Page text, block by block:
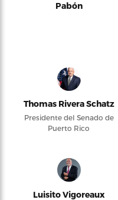
Pabón
Thomas Rivera Schatz
Presidente del Senado de
Puerto Rico
Luisito Vigoreaux